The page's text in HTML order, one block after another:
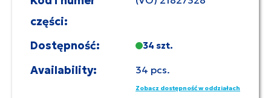
części:
Dostępność: 34 szt.
Availability: 34 pcs.
Zobacz dostępność w oddziałach